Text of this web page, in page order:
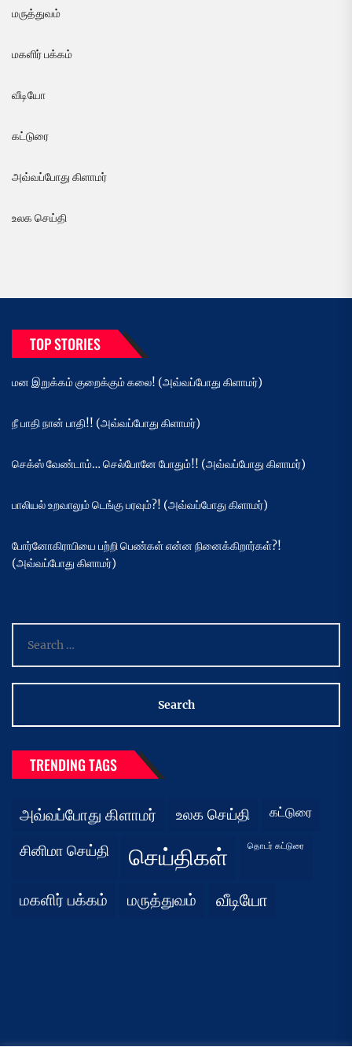
மருத்துவம்
மகளிர் பக்கம்
வீடியோ
கட்டுரை
அவ்வப்போது கிளாமர்
உலக செய்தி
TOP STORIES
மன இறுக்கம் குறைக்கும் கலை! (அவ்வப்போது கிளாமர்)
நீ பாதி நான் பாதி!! (அவ்வப்போது கிளாமர்)
செக்ஸ் வேண்டாம்… செல்போனே போதும்!! (அவ்வப்போது கிளாமர்)
பாலியல் உறவாலும் டெங்கு பரவும்?! (அவ்வப்போது கிளாமர்)
போர்னோகிராபியை பற்றி பெண்கள் என்ன நினைக்கிறார்கள்?!
(அவ்வப்போது கிளாமர்)
for:
TRENDING TAGS
அவ்வப்போது கிளாமர் உலக செய்தி கட்டுரை
சினிமா செய்தி செய்திகள் தொடர் கட்டுரை
மகளிர் பக்கம் மருத்துவம் வீடியோ